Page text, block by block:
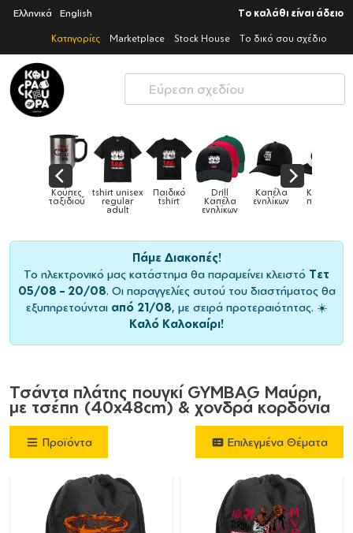
Ελληνικά English Το καλάθι είναι άδειο
Κατηγορίες Marketplace Stock House Το δικό σου σχέδιο
Drill
Καπέλα
Καπέλα
ενηλίκων
Καπέλα
παιδικά Κούπες Κούπες
ειδικές
Πάμε Διακοπές!
Το ηλεκτρονικό μας κατάστημα θα παραμείνει κλειστό Τετ
05/08 – 20/08. Οι παραγγελίες αυτού του διαστήματος θα
εξυπηρετούνται από 21/08, με σειρά προτεραιότητας. ☀️
Καλό Καλοκαίρι!
Επιλεγμένα Θέματα
Προϊόντα
Τσάντα πλάτης πουγκί GYMBAG Μαύρη,
με τσέπη (40x48cm) & χονδρά κορδόνια